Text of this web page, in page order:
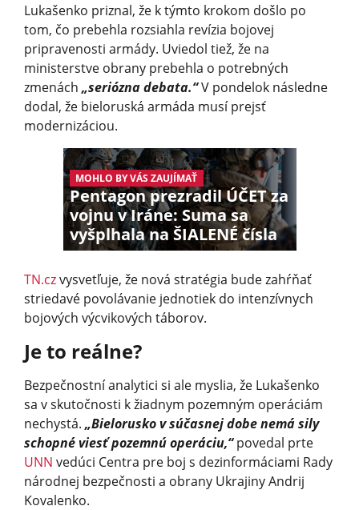
Lukašenko priznal, že k týmto krokom došlo po
tom, čo prebehla rozsiahla revízia bojovej
pripravenosti armády. Uviedol tiež, že na
ministerstve obrany prebehla o potrebných
zmenách „seriózna debata.“V pondelok následne
dodal, že bieloruská armáda musí prejsť
modernizáciou.
MOHLO BY VÁS ZAUJÍMAŤ
Pentagon prezradil ÚČET za
vojnu v Iráne: Suma sa
vyšplhala na ŠIALENÉ čísla
TN.czvysvetľuje, že nová stratégia bude zahŕňať
striedavé povolávanie jednotiek do intenzívnych
bojových výcvikových táborov.
Je to reálne?
Bezpečnostní analytici si ale myslia, že Lukašenko
sa v skutočnosti k žiadnym pozemným operáciám
nechystá. „Bielorusko v súčasnej dobe nemá sily
schopné viesť pozemnú operáciu,“povedal prte
UNN vedúci Centra pre boj s dezinformáciami Rady
národnej bezpečnosti a obrany Ukrajiny Andrij
Kovalenko.